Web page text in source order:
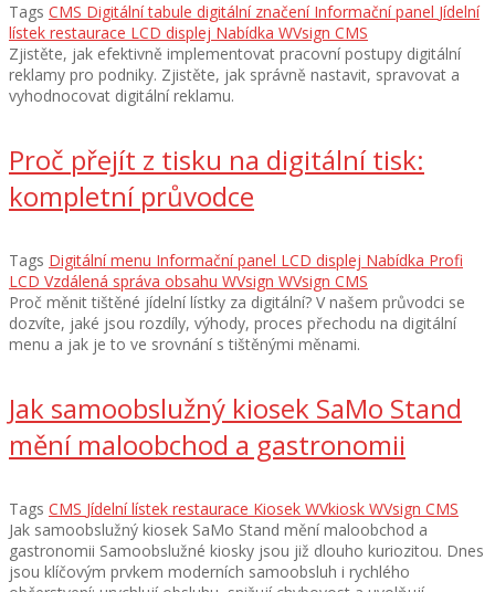
Tags CMS Digitální tabule digitální značení Informační panel Jídelní
lístek restaurace LCD displej Nabídka WVsign CMS
Zjistěte, jak efektivně implementovat pracovní postupy digitální
reklamy pro podniky. Zjistěte, jak správně nastavit, spravovat a
vyhodnocovat digitální reklamu.
Proč přejít z tisku na digitální tisk:
kompletní průvodce
Tags Digitální menu Informační panel LCD displej Nabídka Profi
LCD Vzdálená správa obsahu WVsign WVsign CMS
Proč měnit tištěné jídelní lístky za digitální? V našem průvodci se
dozvíte, jaké jsou rozdíly, výhody, proces přechodu na digitální
menu a jak je to ve srovnání s tištěnými měnami.
Jak samoobslužný kiosek SaMo Stand
mění maloobchod a gastronomii
Tags CMS Jídelní lístek restaurace Kiosek WVkiosk WVsign CMS
Jak samoobslužný kiosek SaMo Stand mění maloobchod a
gastronomii Samoobslužné kiosky jsou již dlouho kuriozitou. Dnes
jsou klíčovým prvkem moderních samoobsluh i rychlého